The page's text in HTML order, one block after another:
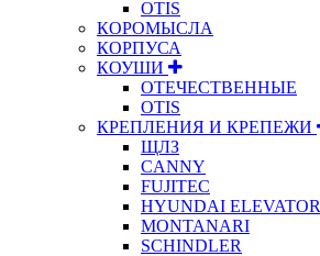
OTIS
КОРОМЫСЛА
КОРПУСА
КОУШИ
ОТЕЧЕСТВЕННЫЕ
OTIS
КРЕПЛЕНИЯ И КРЕПЕЖИ
ЩЛЗ
CANNY
FUJITEC
HYUNDAI ELEVATOR
MONTANARI
SCHINDLER